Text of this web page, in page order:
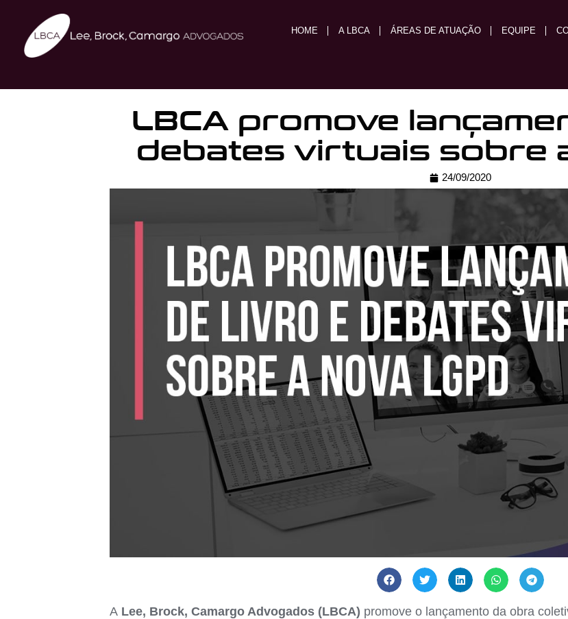
HOME A LBCA ÁREAS DE ATUAÇÃO EQUIPE
LBCA promove
debates virtuais sobre
24/09/2020
A Lee, Brock, Camargo Advogados (LBCA) promove o lançamento da obra